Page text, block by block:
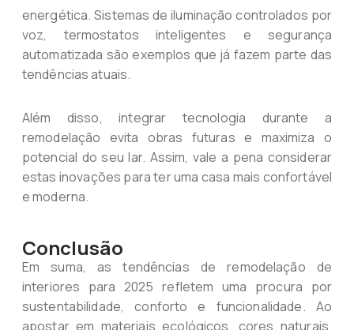
energética. Sistemas de iluminação controlados por
voz, termostatos inteligentes e segurança
automatizada são exemplos que já fazem parte das
tendências atuais.
Além disso, integrar tecnologia durante a
remodelação evita obras futuras e maximiza o
potencial do seu lar. Assim, vale a pena considerar
estas inovações para ter uma casa mais confortável
e moderna.
Conclusão
Em suma, as tendências de remodelação de
interiores para 2025 refletem uma procura por
sustentabilidade, conforto e funcionalidade. Ao
apostar em materiais ecológicos, cores naturais,